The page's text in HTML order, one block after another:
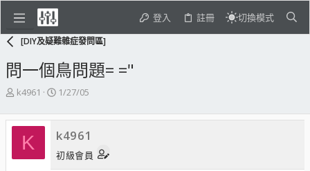
登入 註冊 切換模式
[DIY及疑難雜症發問區]
問一個鳥問題= ="
主
發
起
人
k4961
開
日
期
1/27/05
K k4961
初級會員